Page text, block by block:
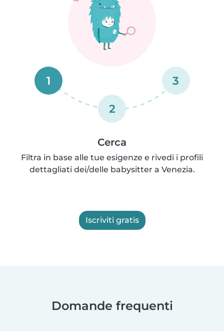
1
2
3
Cerca
Filtra in base alle tue esigenze e rivedi i profili
dettagliati dei/delle babysitter a Venezia.
Iscriviti gratis
Domande frequenti